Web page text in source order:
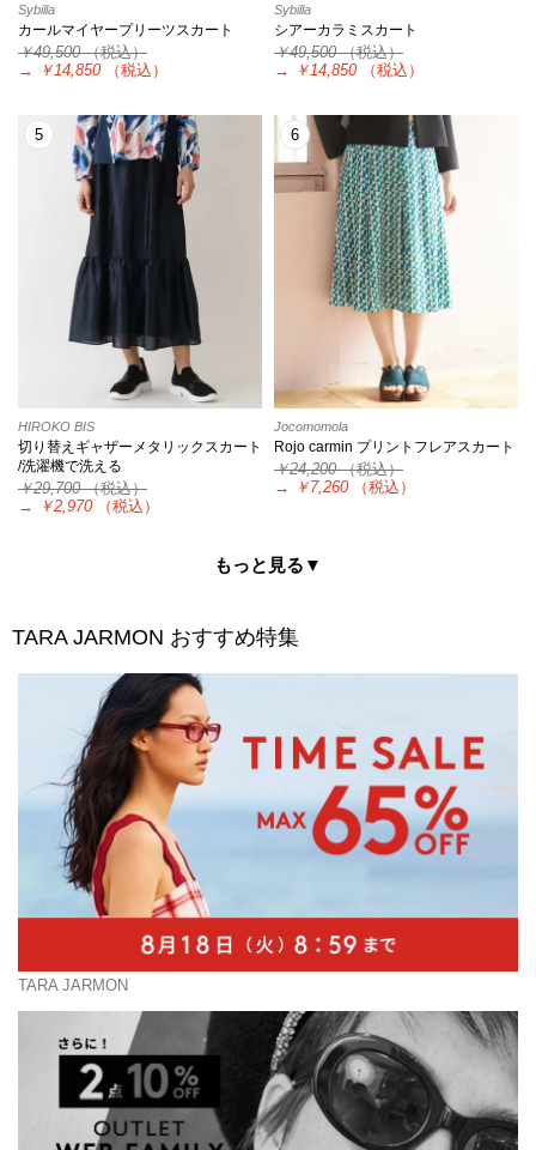
Sybilla
カールマイヤープリーツスカート
￥49,500（税込）
→
￥14,850 （税込）
Sybilla
シアーカラミスカート
￥49,500（税込）
→
￥14,850 （税込）
5
HIROKO BIS
切り替えギャザーメタリックスカート
/洗濯機で洗える
￥29,700（税込）
→
￥2,970 （税込）
6
Jocomomola
Rojo carmin プリントフレアスカート
￥24,200（税込）
→
￥7,260 （税込）
もっと見る▼
TARA JARMON おすすめ特集
TARA JARMON